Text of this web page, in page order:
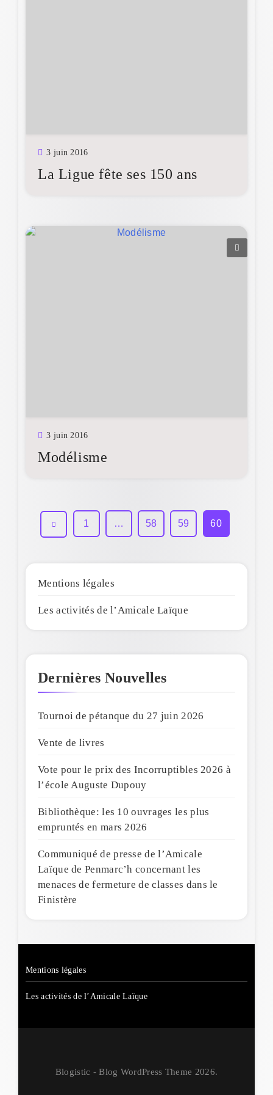
3 juin 2016
La Ligue fête ses 150 ans
3 juin 2016
Modélisme
1 … 58 59 60
Mentions légales
Les activités de l’Amicale Laïque
Dernières Nouvelles
Tournoi de pétanque du 27 juin 2026
Vente de livres
Vote pour le prix des Incorruptibles 2026 à
l’école Auguste Dupouy
Bibliothèque: les 10 ouvrages les plus
empruntés en mars 2026
Communiqué de presse de l’Amicale
Laïque de Penmarc’h concernant les
menaces de fermeture de classes dans le
Finistère
Mentions légales
Les activités de l’Amicale Laïque
Blogistic - Blog WordPress Theme 2026.